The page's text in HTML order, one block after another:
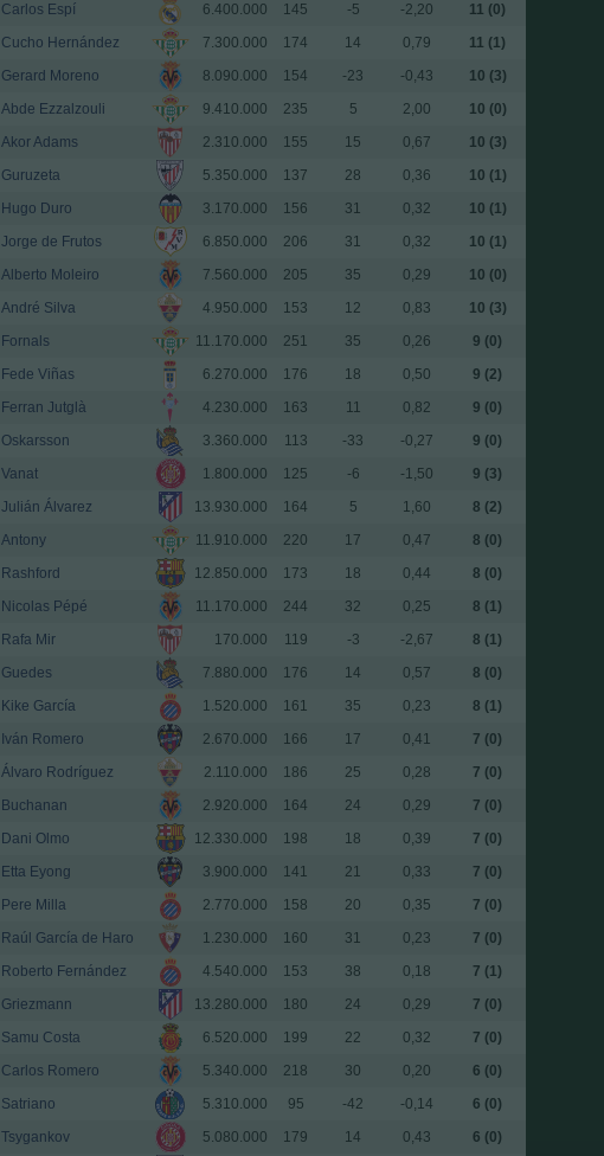
Carlos Espí 6.400.000 145 -5 -2,20
11 (0)
Cucho Hernández 7.300.000 174 14 0,79
11 (1)
Gerard Moreno 8.090.000 154 -23 -0,43
10 (3)
Abde Ezzalzouli 9.410.000 235 5 2,00
10 (0)
Akor Adams 2.310.000 155 15 0,67
10 (3)
Guruzeta 5.350.000 137 28 0,36
10 (1)
Hugo Duro 3.170.000 156 31 0,32
10 (1)
Jorge de Frutos 6.850.000 206 31 0,32
10 (1)
Alberto Moleiro 7.560.000 205 35 0,29
10 (0)
André Silva 4.950.000 153 12 0,83
10 (3)
Fornals 11.170.000 251 35 0,26
9 (0)
Fede Viñas 6.270.000 176 18 0,50
9 (2)
Ferran Jutglà 4.230.000 163 11 0,82
9 (0)
Oskarsson 3.360.000 113 -33 -0,27
9 (0)
Vanat 1.800.000 125 -6 -1,50
9 (3)
Julián Álvarez 13.930.000 164 5 1,60
8 (2)
Antony 11.910.000 220 17 0,47
8 (0)
Rashford 12.850.000 173 18 0,44
8 (0)
Nicolas Pépé 11.170.000 244 32 0,25
8 (1)
Rafa Mir 170.000 119 -3 -2,67
8 (1)
Guedes 7.880.000 176 14 0,57
8 (0)
Kike García 1.520.000 161 35 0,23
8 (1)
Iván Romero 2.670.000 166 17 0,41
7 (0)
Álvaro Rodríguez 2.110.000 186 25 0,28
7 (0)
Buchanan 2.920.000 164 24 0,29
7 (0)
Dani Olmo 12.330.000 198 18 0,39
7 (0)
Etta Eyong 3.900.000 141 21 0,33
7 (0)
Pere Milla 2.770.000 158 20 0,35
7 (0)
Raúl García de Haro 1.230.000 160 31 0,23
7 (0)
Roberto Fernández 4.540.000 153 38 0,18
7 (1)
Griezmann 13.280.000 180 24 0,29
7 (0)
Samu Costa 6.520.000 199 22 0,32
7 (0)
Carlos Romero 5.340.000 218 30 0,20
6 (0)
Satriano 5.310.000 95 -42 -0,14
6 (0)
Tsygankov 5.080.000 179 14 0,43
6 (0)